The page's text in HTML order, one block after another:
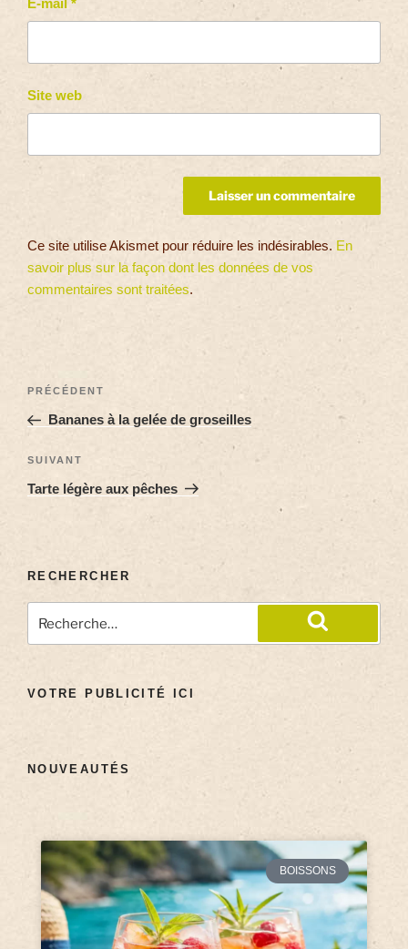
Site web
Ce site utilise Akismet pour réduire les indésirables. En
savoir plus sur la façon dont les données de vos
commentaires sont traitées.
PRÉCÉDENT
Bananes à la gelée de groseilles
SUIVANT
Tarte légère aux pêches
RECHERCHER
VOTRE PUBLICITÉ ICI
NOUVEAUTÉS
BOISSONS